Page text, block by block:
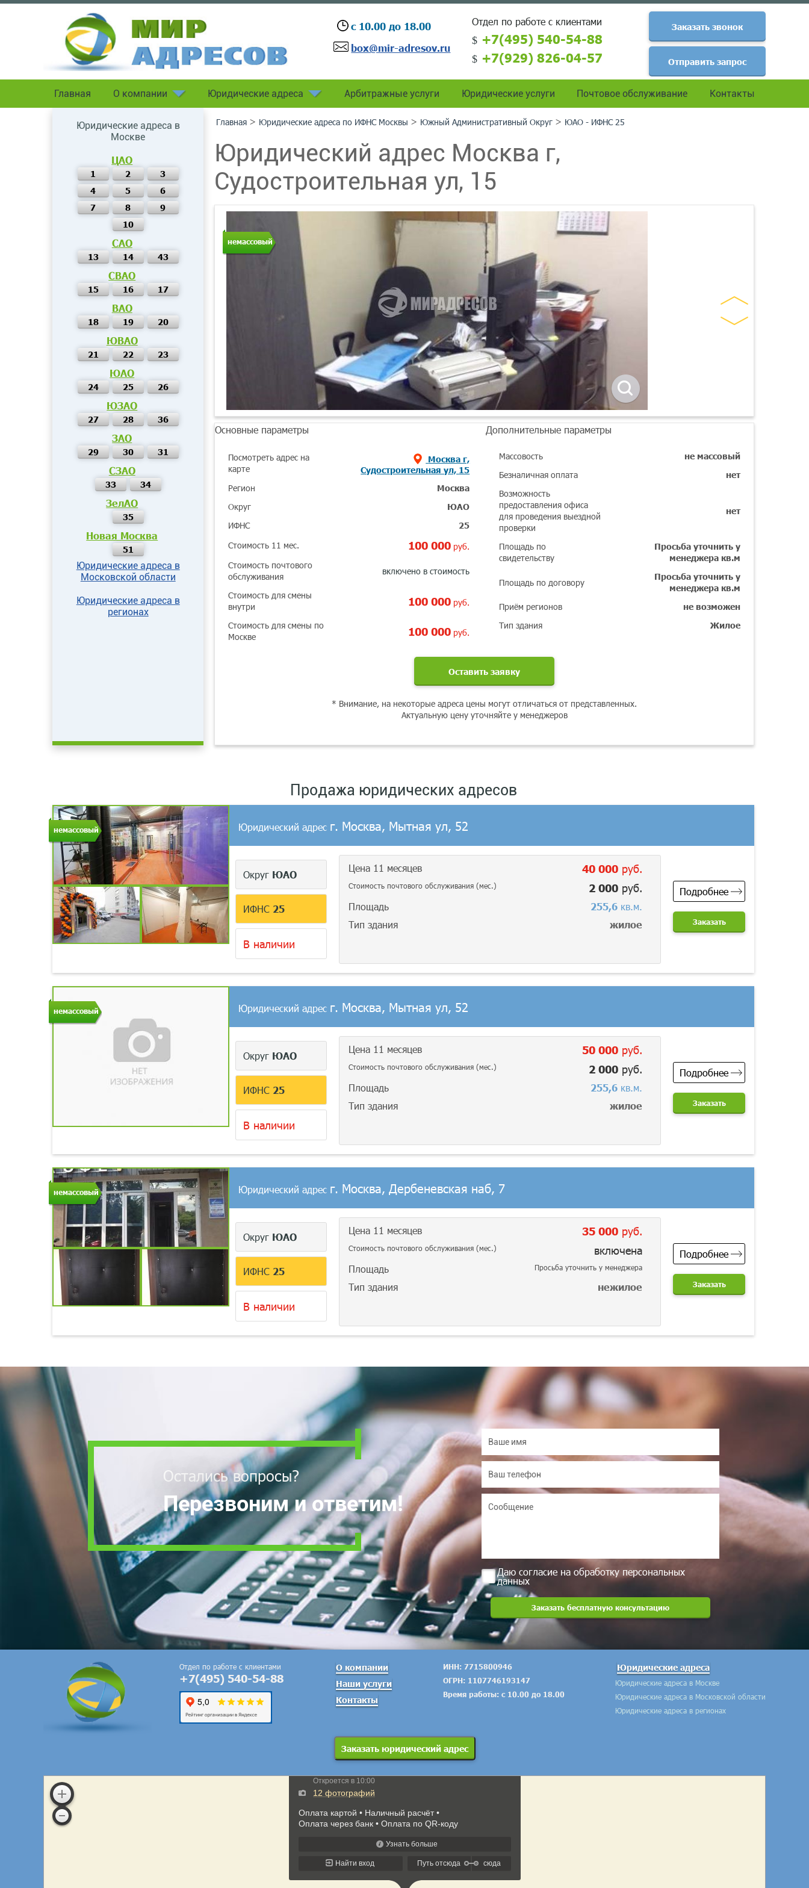
с 10.00 до 18.00
box@mir-adresov.ru
Отдел по работе с клиентами
+7(495) 540-54-88
+7(929) 826-04-57
Заказать звонок
Отправить запрос
Главная О компании Юридические адреса Арбитражные услуги Юридические услуги Почтовое обслуживание Контакты
Юридические адреса в
Москве
ЦАО
1 2
3
4
5
6
7
8
9
10
САО
13 14 43
СВАО
15 16 17
ВАО
18 19 20
ЮВАО
21 22 23
ЮАО
24 25 26
ЮЗАО
27 28 36
ЗАО
29 30 31
СЗАО
33 34
ЗелАО
35
Новая Москва
51
Юридические адреса в
Московской области
Юридические адреса в
регионах
Главная > Юридические адреса по ИФНС Москвы > Южный Административный Округ > ЮАО - ИФНС 25
Юридический адрес Москва г,
Судостроительная ул, 15
немассовый
Основные параметры
Посмотреть адрес на
карте
Судостроительная ул, 15
Регион Москва
Округ ЮАО
ИФНС 25
Стоимость 11 мес. 100 000 руб.
Стоимость почтового
обслуживания
включено в стоимость
Стоимость для смены
внутри
100 000 руб.
Стоимость для смены по
Москве
100 000 руб.
Дополнительные параметры
Массовость не массовый
Безналичная оплата нет
Возможность
предоставления офиса
для проведения выездной
проверки
нет
Площадь по
свидетельству
Просьба уточнить у
менеджера кв.м
Площадь по договору
Просьба уточнить у
менеджера кв.м
Приём регионов не возможен
Тип здания Жилое
Оставить заявку
* Внимание, на некоторые адреса цены могут отличаться от представленных.
Актуальную цену уточняйте у менеджеров
Продажа юридических адресов
немассовый Юридический адрес г. Москва, Мытная ул, 52
Округ ЮАО
ИФНС 25
В наличии
Цена 11 месяцев 40 000 руб.
Стоимость почтового обслуживания (мес.) 2 000 руб.
Площадь 255,6 кв.м.
Тип здания
жилое
Подробнее
Заказать
немассовый Юридический адрес г. Москва, Мытная ул, 52
Округ ЮАО
ИФНС 25
В наличии
Цена 11 месяцев 50 000 руб.
Стоимость почтового обслуживания (мес.) 2 000 руб.
Площадь 255,6 кв.м.
Тип здания
жилое
Подробнее
Заказать
немассовый Юридический адрес г. Москва, Дербеневская наб, 7
Округ ЮАО
ИФНС 25
В наличии
Цена 11 месяцев 35 000 руб.
Стоимость почтового обслуживания (мес.) включена
Площадь Просьба уточнить у менеджера
Тип здания нежилое
Подробнее
Заказать
Остались вопросы?
Перезвоним и ответим!
Даю согласие на обработку персональных
данных
Отдел по работе с клиентами
+7(495) 540-54-88
О компании
Наши услуги
Контакты
ИНН: 7715800946
ОГРН: 1107746193147
Время работы: с 10.00 до 18.00
Юридические адреса
Юридические адреса в Москве
Юридические адреса в Московской области
Юридические адреса в регионах
Заказать юридический адрес